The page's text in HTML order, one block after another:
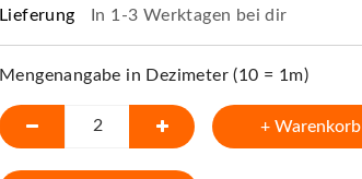
Lieferung In 1-3 Werktagen bei dir
Mengenangabe in Dezimeter (10 = 1m)
+ Warenkorb